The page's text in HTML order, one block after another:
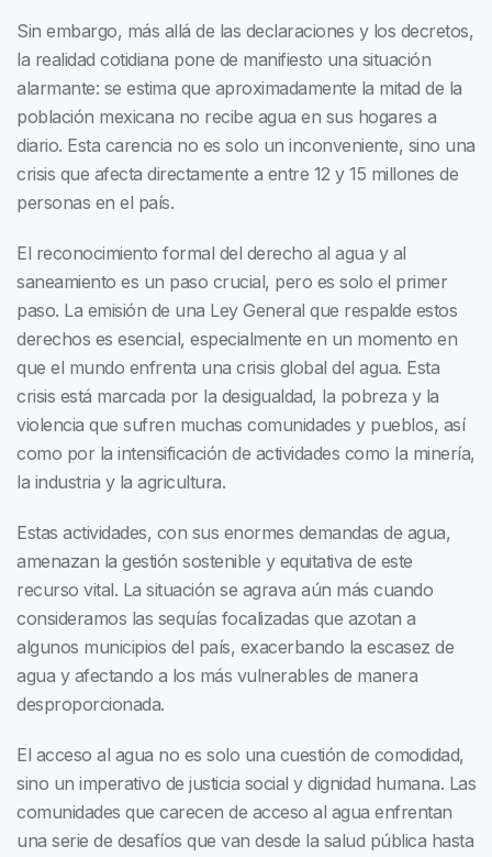
Sin embargo, más allá de las declaraciones y los decretos,
la realidad cotidiana pone de manifiesto una situación
alarmante: se estima que aproximadamente la mitad de la
población mexicana no recibe agua en sus hogares a
diario. Esta carencia no es solo un inconveniente, sino una
crisis que afecta directamente a entre 12 y 15 millones de
personas en el país.
El reconocimiento formal del derecho al agua y al
saneamiento es un paso crucial, pero es solo el primer
paso. La emisión de una Ley General que respalde estos
derechos es esencial, especialmente en un momento en
que el mundo enfrenta una crisis global del agua. Esta
crisis está marcada por la desigualdad, la pobreza y la
violencia que sufren muchas comunidades y pueblos, así
como por la intensificación de actividades como la minería,
la industria y la agricultura.
Estas actividades, con sus enormes demandas de agua,
amenazan la gestión sostenible y equitativa de este
recurso vital. La situación se agrava aún más cuando
consideramos las sequías focalizadas que azotan a
algunos municipios del país, exacerbando la escasez de
agua y afectando a los más vulnerables de manera
desproporcionada.
El acceso al agua no es solo una cuestión de comodidad,
sino un imperativo de justicia social y dignidad humana. Las
comunidades que carecen de acceso al agua enfrentan
una serie de desafíos que van desde la salud pública hasta